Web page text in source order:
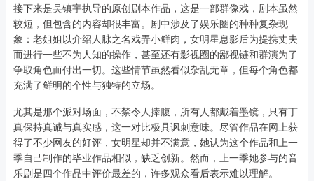
接下来是吴镇宇执导的原创剧本作品，这是一部群像戏，剧本虽然
较短，但包含的内容却很丰富。剧中涉及了娱乐圈的种种复杂现
象：老姐姐以介绍人脉之名戏弄小鲜肉，女明星息影后为提携丈夫
而进行一些不为人知的操作，甚至还有影视圈的鄙视链和群演为了
争取角色而付出一切。这些情节虽然看似杂乱无章，但每个角色都
充满了鲜明的个性与独特的立场。
尤其是那个派对场面，不禁令人捧腹，所有人都戴着墨镜，只有丁
真保持真诚与真实感，这一对比极具讽刺意味。尽管作品在网上获
得了不少网友的好评，女明星却并不满意，她认为这个作品和上一
季自己制作的毕业作品相似，缺乏创新。然而，上一季她参与的音
乐剧是四个作品中评价最差的，许多观众看后表示难以理解。